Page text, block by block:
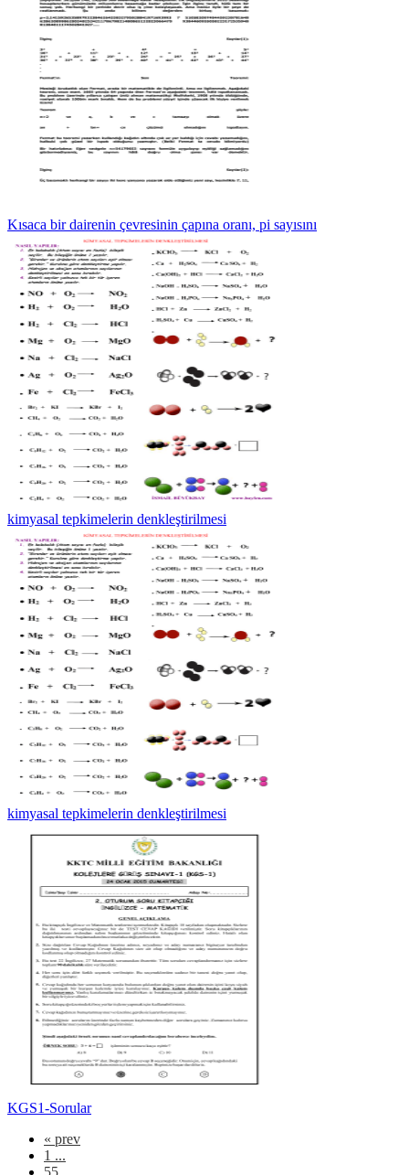
Kısaca bir dairenin çevresinin çapına oranı, pi sayısını
kimyasal tepkimelerin denkleştirilmesi
kimyasal tepkimelerin denkleştirilmesi
KGS1-Sorular
« prev
1 ...
55